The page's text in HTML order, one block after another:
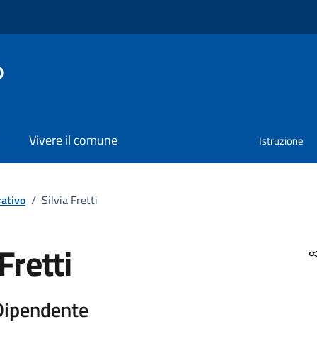
Vivere il comune Istruzione
/ Silvia Fretti